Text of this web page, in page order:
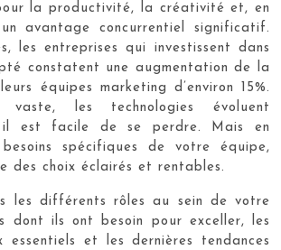
la productivité, la créativité et, en
avantage concurrentiel significatif.
les entreprises qui investissent dans
constatent une augmentation de la
équipes marketing d’environ 15%.
les technologies évoluent
il est facile de se perdre. Mais en
spécifiques de votre équipe,
des choix éclairés et rentables.
les différents rôles au sein de votre
dont ils ont besoin pour exceller, les
essentiels et les dernières tendances